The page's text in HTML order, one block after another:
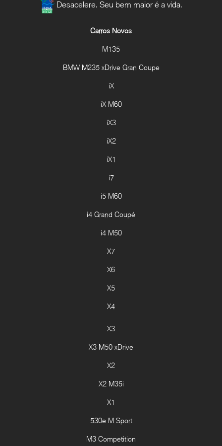
Desacelere. Seu bem maior é a vida.
Carros Novos
M135
BMW M235 xDrive Gran Coupe
iX
iX M60
iX3
iX2
iX1
i7
i5 M60
i4 Grand Coupé
i4 M50
X7
X6
X5
X4
X3
X3 M50 xDrive
X2
X2 M35i
X1
530e M Sport
M3 Competition